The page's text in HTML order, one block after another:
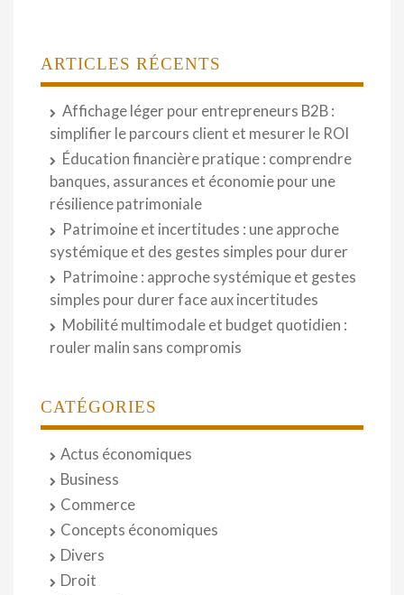
ARTICLES RÉCENTS
Affichage léger pour entrepreneurs B2B :
simplifier le parcours client et mesurer le ROI
Éducation financière pratique : comprendre
banques, assurances et économie pour une
résilience patrimoniale
Patrimoine et incertitudes : une approche
systémique et des gestes simples pour durer
Patrimoine : approche systémique et gestes
simples pour durer face aux incertitudes
Mobilité multimodale et budget quotidien :
rouler malin sans compromis
CATÉGORIES
Actus économiques
Business
Commerce
Concepts économiques
Divers
Droit